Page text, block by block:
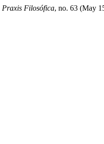
Praxis Filosófica, no. 63 (May